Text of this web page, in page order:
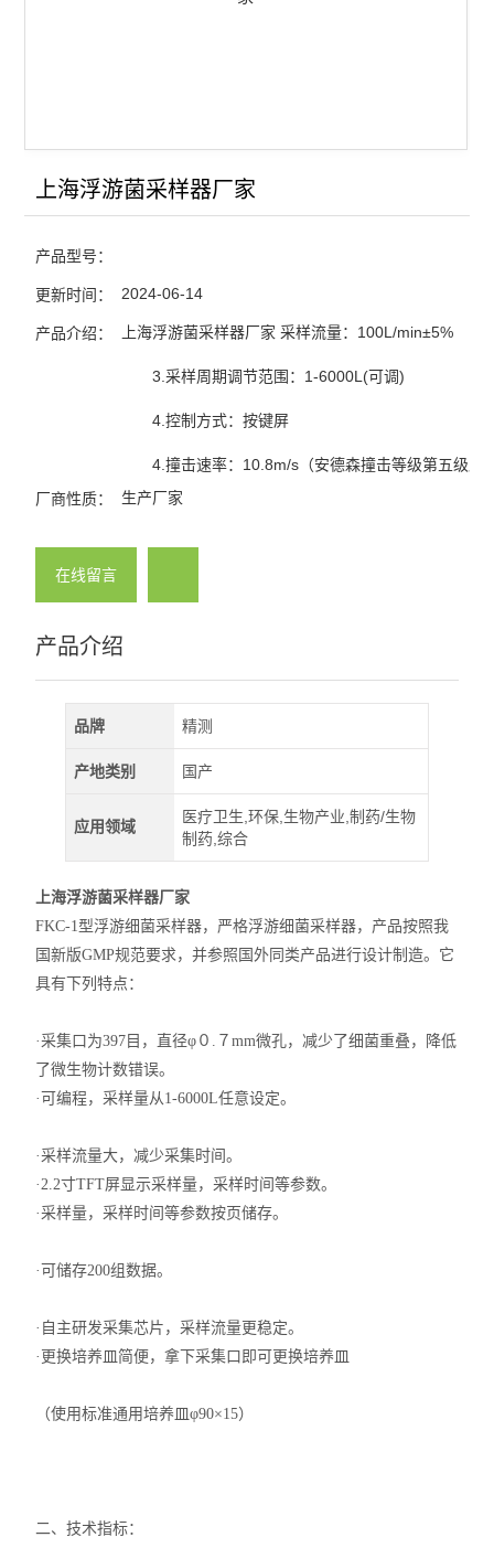
查看全部 >>
上海浮游菌采样器厂家
产品型号：
更新时间： 2024-06-14
产品介绍： 上海浮游菌采样器厂家 采样流量：100L/min±5%
3.采样周期调节范围：1-6000L(可调)
4.控制方式：按键屏
4.撞击速率：10.8m/s（安德森撞击等级第五级原
厂商性质： 生产厂家
在线留言
产品介绍
品牌 精测
产地类别 国产
应用领域
医疗卫生,环保,生物产业,制药/生物
制药,综合
上海浮游菌采样器厂家
FKC-1型浮游细菌采样器，严格浮游细菌采样器，产品按照我
国新版GMP规范要求，并参照国外同类产品进行设计制造。它
具有下列特点：
·采集口为397目，直径φ０.７mm微孔，减少了细菌重叠，降低
了微生物计数错误。
·可编程，采样量从1-6000L任意设定。
·采样流量大，减少采集时间。
·2.2寸TFT屏显示采样量，采样时间等参数。
·采样量，采样时间等参数按页储存。
·可储存200组数据。
·自主研发采集芯片，采样流量更稳定。
·更换培养皿简便，拿下采集口即可更换培养皿
（使用标准通用培养皿φ90×15）
二、技术指标：